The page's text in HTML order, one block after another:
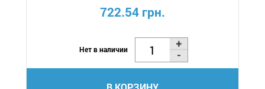
722.54 грн.
Нет в наличии